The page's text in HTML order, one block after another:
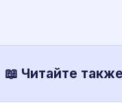
📖 Читайте также